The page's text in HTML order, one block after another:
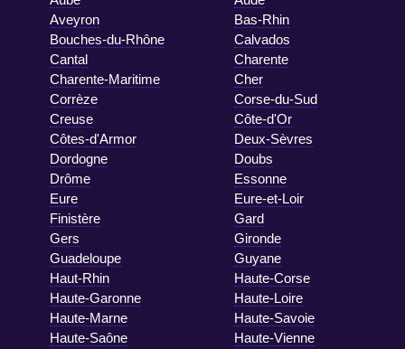
Aveyron
Bas-Rhin
Bouches-du-Rhône
Calvados
Cantal
Charente
Charente-Maritime
Cher
Corrèze
Corse-du-Sud
Creuse
Côte-d'Or
Côtes-d'Armor
Deux-Sèvres
Dordogne
Doubs
Drôme
Essonne
Eure
Eure-et-Loir
Finistère
Gard
Gers
Gironde
Guadeloupe
Guyane
Haut-Rhin
Haute-Corse
Haute-Garonne
Haute-Loire
Haute-Marne
Haute-Savoie
Haute-Saône
Haute-Vienne